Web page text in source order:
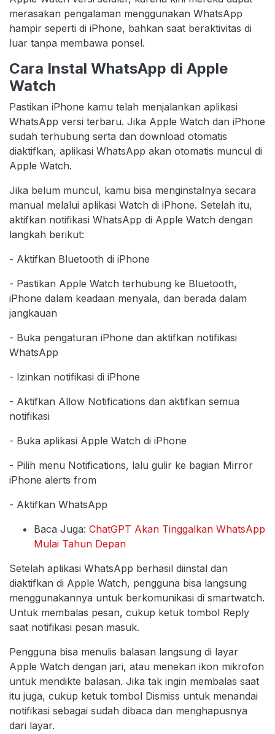
merasakan pengalaman menggunakan WhatsApp
hampir seperti di iPhone, bahkan saat beraktivitas di
luar tanpa membawa ponsel.
Cara Instal WhatsApp di Apple
Watch
Pastikan iPhone kamu telah menjalankan aplikasi
WhatsApp versi terbaru. Jika Apple Watch dan iPhone
sudah terhubung serta dan download otomatis
diaktifkan, aplikasi WhatsApp akan otomatis muncul di
Apple Watch.
Jika belum muncul, kamu bisa menginstalnya secara
manual melalui aplikasi Watch di iPhone. Setelah itu,
aktifkan notifikasi WhatsApp di Apple Watch dengan
langkah berikut:
- Aktifkan Bluetooth di iPhone
- Pastikan Apple Watch terhubung ke Bluetooth,
iPhone dalam keadaan menyala, dan berada dalam
jangkauan
- Buka pengaturan iPhone dan aktifkan notifikasi
WhatsApp
- Izinkan notifikasi di iPhone
- Aktifkan Allow Notifications dan aktifkan semua
notifikasi
- Buka aplikasi Apple Watch di iPhone
- Pilih menu Notifications, lalu gulir ke bagian Mirror
iPhone alerts from
- Aktifkan WhatsApp
Baca Juga: ChatGPT Akan Tinggalkan WhatsApp
Mulai Tahun Depan
Setelah aplikasi WhatsApp berhasil diinstal dan
diaktifkan di Apple Watch, pengguna bisa langsung
menggunakannya untuk berkomunikasi di smartwatch.
Untuk membalas pesan, cukup ketuk tombol Reply
saat notifikasi pesan masuk.
Pengguna bisa menulis balasan langsung di layar
Apple Watch dengan jari, atau menekan ikon mikrofon
untuk mendikte balasan. Jika tak ingin membalas saat
itu juga, cukup ketuk tombol Dismiss untuk menandai
notifikasi sebagai sudah dibaca dan menghapusnya
dari layar.